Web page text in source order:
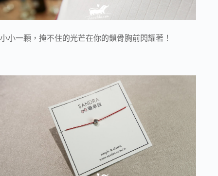
小小一顆，掩不住的光芒在你的鎖骨胸前閃耀著！